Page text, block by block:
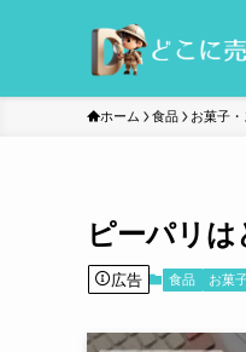
ホーム 食品 お菓子
ピーパリ
広告 食品 お菓